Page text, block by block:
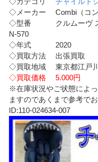
◇メーカー Combi（コン
◇型番 クルムーヴ スマ
N-570
◇年式 2020
◇買取方法 出張買取
◇買取地域 東京都江戸
◇買取価格 5.000円
※在庫状況やご状態によ
ますのであくまで参考で
ID:110-024634-007